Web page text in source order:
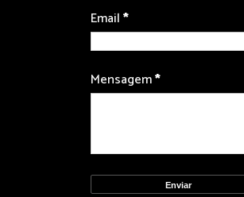
Email*
Mensagem*